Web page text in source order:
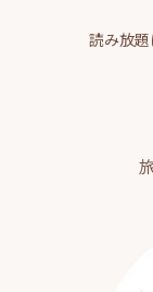
読み放